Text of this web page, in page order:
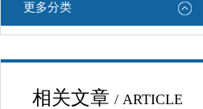
更多分类
相关文章 / ARTICLE